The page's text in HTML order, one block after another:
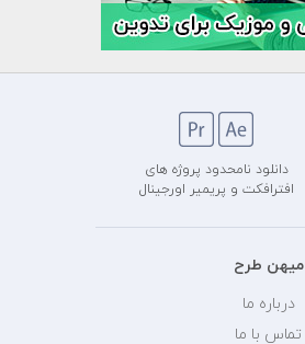
دانلود نامحدود پروژه های
افترافکت و پریمیر اورجینال
میهن طرح
درباره ما
تماس با ما